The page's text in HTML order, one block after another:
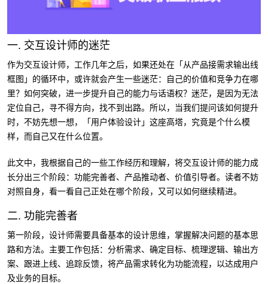
一. 交互设计师的迷茫
作为交互设计师，工作几年之后，如果还处在「从产品接需求输出线
框图」的循环中，或许就会产生一些迷茫：自己的价值和竞争力在哪
里？如何突破，进一步提升自己的能力与话语权？迷茫，是因为无法
定位自己，寻不得方向，找不到出路。所以，当我们提问该如何提升
时，不妨先想一想，「用户体验设计」这座高塔，究竟是个什么模
样，而自己又在什么位置。
此文中，我根据自己的一些工作经历和理解，将交互设计师的能力成
长分出三个阶段：功能完善者、产品推动者、价值引导者。读者不妨
对照自身，看一看自己正处在哪个阶段，又可以如何继续精进。
二. 功能完善者
第一阶段，设计师需要具备基本的设计思维，掌握解决问题的基本思
路和方法。主要工作包括：分析需求、确定目标、梳理逻辑、输出方
案、跟进上线、追踪反馈，将产品需求转化为功能流程，以达成用户
及业务的目标。